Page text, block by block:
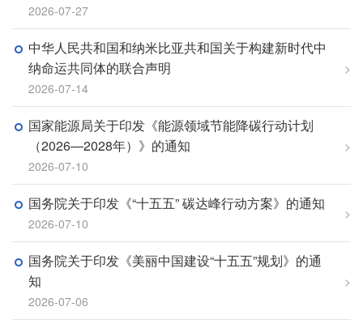
2026-07-27
中华人民共和国和纳米比亚共和国关于构建新时代中
纳命运共同体的联合声明
2026-07-14
>
国家能源局关于印发《能源领域节能降碳行动计划
（2026—2028年）》的通知
2026-07-10
>
国务院关于印发《“十五五” 碳达峰行动方案》的通知
2026-07-10
>
国务院关于印发《美丽中国建设“十五五”规划》的通
知
2026-07-06
>